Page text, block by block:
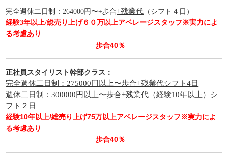
完全週休二日制：264000円〜+歩合+残業代 （シフト４日）
経験3年以上/総売り上げ６０万以上アベレージスタッフ※実力によ
る考慮あり
歩合40％
正社員スタイリスト幹部クラス：
完全週休二日制：275000円以上〜歩合+残業代シフト4日
週休二日制：300000円以上〜歩合+残業代（経験10年以上）シ
フト２日
経験10年以上/総売り上げ75万以上アベレージスタッフ※実力によ
る考慮あり
歩合40％